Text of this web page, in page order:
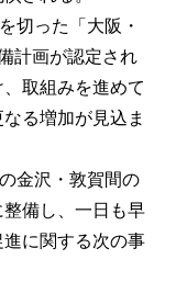
切った「大阪・
計画が認定され
取組みを進めて
る増加が見込ま
金沢・敦賀間の
備し、一日も早
に関する次の事